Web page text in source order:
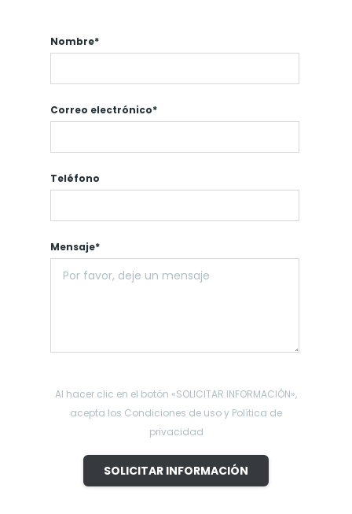
Nombre*
Correo electrónico*
Teléfono
Mensaje*
Al hacer clic en el botón «SOLICITAR INFORMACIÓN»,
acepta los Condiciones de uso y Política de
privacidad
SOLICITAR INFORMACIÓN